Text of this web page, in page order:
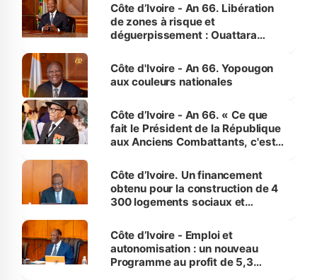
Côte d’Ivoire - An 66. Libération
de zones à risque et
déguerpissement : Ouattara
l'Etat de droit pour préserver les
vies humaines »
Côte d'Ivoire - An 66. Yopougon
aux couleurs nationales
Côte d’Ivoire - An 66. « Ce que
fait le Président de la République
aux Anciens Combattants, c'est
Côte d’Ivoire. Un financement
obtenu pour la construction de 4
300 logements sociaux et
et Yamoussoukro
Côte d’Ivoire - Emploi et
autonomisation : un nouveau
Programme au profit de 5,3